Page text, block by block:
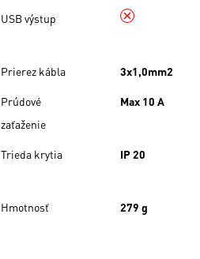
USB výstup
Prierez kábla 3x1,0mm2
Prúdové
zaťaženie
Max 10 A
Trieda krytia IP 20
Hmotnosť 279 g